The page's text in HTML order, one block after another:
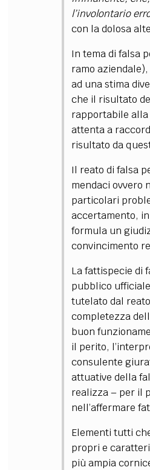
l’involontario
con la dolosa
In tema di falsa
ramo
ad una stima
che il risultato
rapportabile alla
attenta a
risultato da
Il reato di falsa
mendaci ovvero
particolari
accertamento,
formula un
convincimento
La fattispecie di
pubblico
tutelato dal
completezza
buon
il perito,
consulente
attuative della
realizza–per il
nell’affermare
Elementi tutti
propri e
più ampia